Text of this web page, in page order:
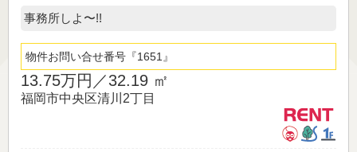
事務所しよ〜!!
物件お問い合せ番号 1651
13.75万円／32.19 ㎡
福岡市中央区清川2丁目